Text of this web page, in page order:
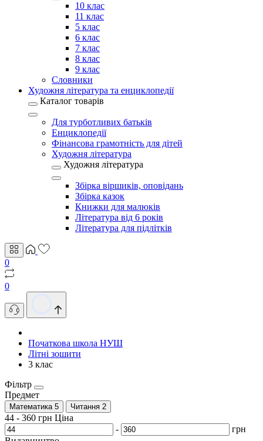
10 клас
11 клас
5 клас
6 клас
7 клас
8 клас
9 клас
Словники
Художня література та енциклопедії
Каталог товарів
Для турботливих батьків
Енциклопедії
Фінансова грамотність для дітей
Художня література
Художня література
Збірка віршиків, оповідань
Збірка казок
Книжки для малюків
Література від 6 років
Література для підлітків
0
0
Початкова школа НУШ
Літні зошити
3 клас
Фільтр
Предмет
Математика 5 Читання 2
44 - 360 грн Ціна
-
грн